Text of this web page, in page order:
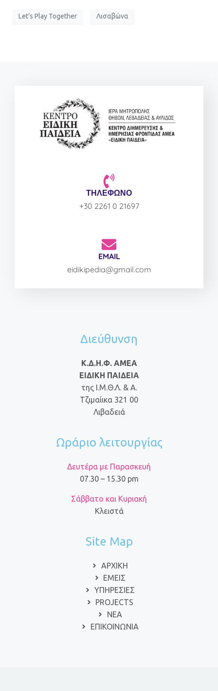
Let’s Play Together Λισαβώνα
ΤΗΛΕΦΩΝΟ
+30 2261 0 21697
EMAIL
eidikipedia@gmail.com
Διεύθυνση
Κ.Δ.Η.Φ. ΑΜΕΑ
ΕΙΔΙΚΗ ΠΑΙΔΕΙΑ
της Ι.Μ.Θ.Λ. & Α.
Τζιμαίικα 321 00
Λιβαδειά
Ωράριο λειτουργίας
Δευτέρα με Παρασκευή
07.30 – 15.30 pm
Σάββατο και Κυριακή
Κλειστά
Site Map
ΑΡΧΙΚΗ
ΕΜΕΙΣ
ΥΠΗΡΕΣΙΕΣ
PROJECTS
ΝΕΑ
ΕΠΙΚΟΙΝΩΝΙΑ